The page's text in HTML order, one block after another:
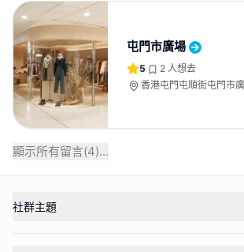
屯門市廣場
5 2 人想去
香港屯門屯順街屯門市
顯示所有留言(4)...
社群主題